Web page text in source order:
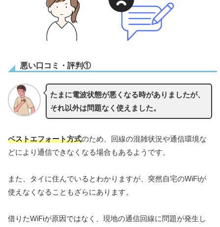
悪い口コミ・評判①
たまに電波状態が悪くなる時がありましたが、
それ以外は問題なく使えました。
ベストエフォート方式のため、回線の混雑状況や通信環境な
どにより通信できなくなる場合もあるようです。
また、タイに住んでいるとわかりますが、突然自宅のWiFiが
使えなくなることもざらにあります。
借りたWiFiが原因ではなく、現地の通信回線に問題が発生し